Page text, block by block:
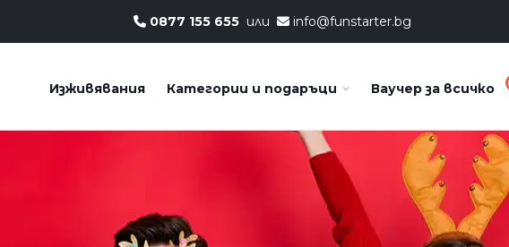
0877 155 655 или info@funstarter.bg
Изживявания Категории и подаръци Ваучер за всичко